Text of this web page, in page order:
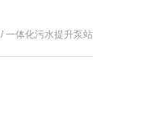
一体化污水提升泵站